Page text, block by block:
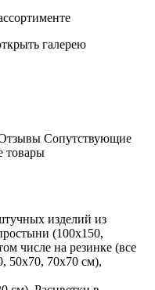
галерею
Сопутствующие
товары
изделий из
(100х150,
числе на резинке (все
50х70, 70х70 см),